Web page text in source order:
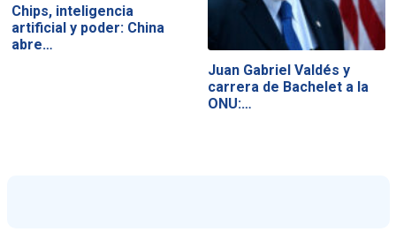
Chips, inteligencia
artificial y poder: China
abre…
Juan Gabriel Valdés y
carrera de Bachelet a la
ONU:…